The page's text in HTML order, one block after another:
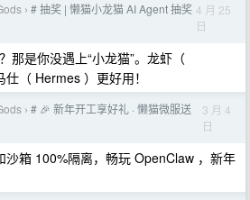
› # 抽奖 | 懒猫小龙猫 AI Agent 抽奖 4 月 25
日
那是你没遇上“小龙猫”。龙虾（
（ Hermes ）更好用！
› # 🎉 新年开工享好礼 · 懒猫微服送
3 月 4
日
沙箱 100%隔离，畅玩 OpenClaw ，新年